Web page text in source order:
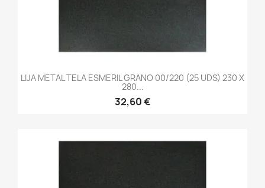
LIJA METAL TELA ESMERIL GRANO 00/220 (25 UDS) 230 X
280...
32,60 €